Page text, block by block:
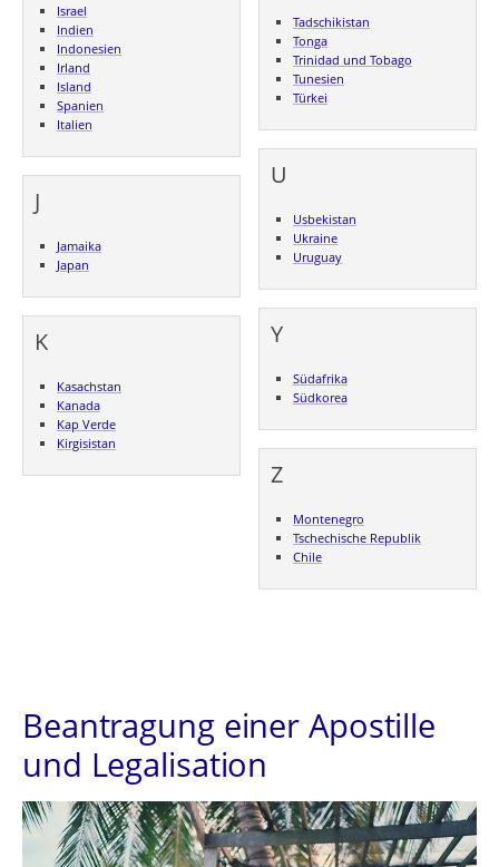
Israel
Indien
Indonesien
Irland
Island
Spanien
Italien
J
Jamaika
Japan
K
Kasachstan
Kanada
Kap Verde
Kirgisistan
Tadschikistan
Tonga
Trinidad und Tobago
Tunesien
Türkei
U
Usbekistan
Ukraine
Uruguay
Y
Südafrika
Südkorea
Z
Montenegro
Tschechische Republik
Chile
Beantragung einer Apostille
und Legalisation